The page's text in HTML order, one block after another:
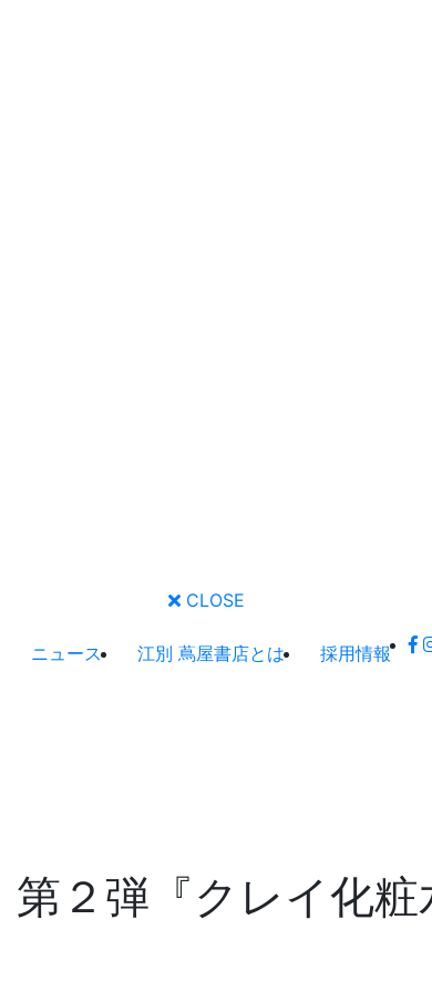
CLOSE
ニュース 江別 蔦屋書店とは 採用情報
２弾『クレイ化粧